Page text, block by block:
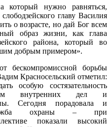
который нужно равняться,
главу Василия
о возрасте, но дай Бог всем
образ жизни, как глава
района, который во
добрым примером».
бескомпромиссной борьбы
Красносельский отметил:
особую состязательность
внутренних дел и
Сегодня порадовала и
служба охраны – при
показали высокий